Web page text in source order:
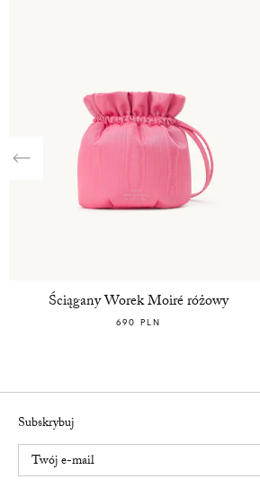
Ściągany Worek Moiré różowy
690 PLN
Subskrybuj
Twój e-mail